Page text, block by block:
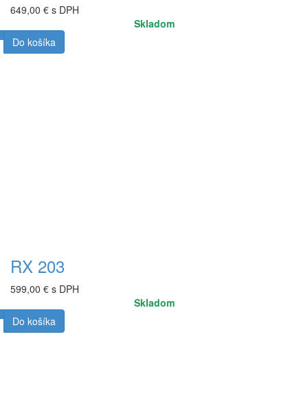
649,00 € s DPH
Skladom
Do košíka
RX 203
599,00 € s DPH
Skladom
Do košíka